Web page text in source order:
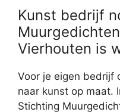
Kunst bedrijf
Vierhouten is
Voor je eigen bedrijf
naar kunst op maat.
Stichting